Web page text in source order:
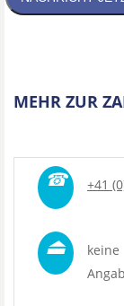
MEHR ZUR
☎ +41
⏏
keine